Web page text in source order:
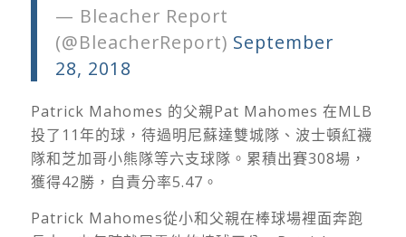
— Bleacher Report
(@BleacherReport) September
28, 2018
Patrick Mahomes 的父親Pat Mahomes 在MLB
投了 11 年的球，待過明尼蘇達雙城隊、波士頓紅襪
隊和芝加哥小熊隊等六支球隊。累積出賽308場，
獲得42勝，自責分率5.47 。
Patrick Mahomes從小和父親在棒球場裡面奔跑